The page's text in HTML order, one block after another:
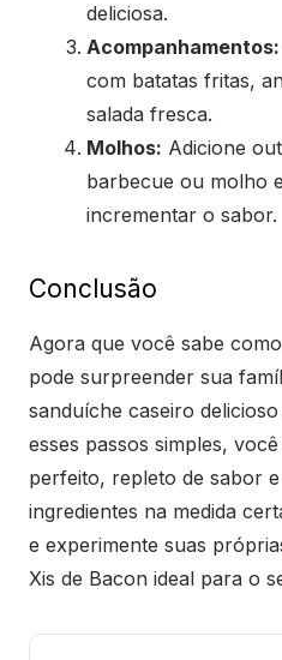
deliciosa.
Acompanhamentos:
com batatas fritas,
salada fresca.
Molhos: Adicione
barbecue ou molho
incrementar o sabor.
Conclusão
Agora que você sabe
pode surpreender sua
sanduíche caseiro
esses passos simples,
perfeito, repleto de sabor
ingredientes na medida
e experimente suas
Xis de Bacon ideal para o